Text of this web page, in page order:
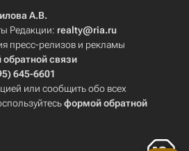
А.В.
Редакции: realty@ria.ru
пресс-релизов и рекламы
связи
645-6601
или сообщить обо всех
формой обратной